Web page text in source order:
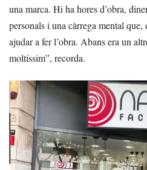
una marca. Hi ha hores d’obra,
personals i una càrrega mental
ajudar a fer l’obra. Abans era un
moltíssim”, recorda.